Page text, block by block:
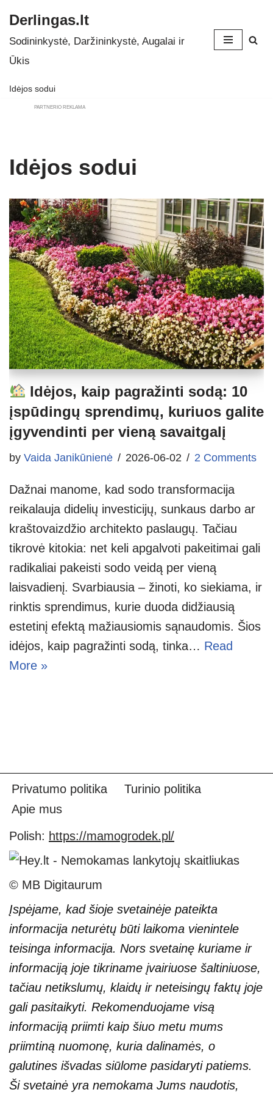
Skip
to
Derlingas.lt
Sodininkystė, Daržininkystė, Augalai ir
Ūkis
Idėjos sodui
PARTNERIO REKLAMA
Idėjos sodui
Idėjos, kaip pagražinti sodą: 10
įspūdingų sprendimų, kuriuos galite
įgyvendinti per vieną savaitgalį
by Vaida Janikūnienė 2026-06-02 2 Comments
Dažnai manome, kad sodo transformacija
reikalauja didelių investicijų, sunkaus darbo ar
kraštovaizdžio architekto paslaugų. Tačiau
tikrovė kitokia: net keli apgalvoti pakeitimai gali
radikaliai pakeisti sodo veidą per vieną
laisvadienį. Svarbiausia – žinoti, ko siekiama, ir
rinktis sprendimus, kurie duoda didžiausią
estetinį efektą mažiausiomis sąnaudomis. Šios
idėjos, kaip pagražinti sodą, tinka… Read
More »
Privatumo politika
Turinio politika
Apie mus
Polish: https://mamogrodek.pl/
© MB Digitaurum
Įspėjame, kad šioje svetainėje pateikta
informacija neturėtų būti laikoma vienintele
teisinga informacija. Nors svetainę kuriame ir
informaciją joje tikriname įvairiuose šaltiniuose,
tačiau netikslumų, klaidų ir neteisingų faktų joje
gali pasitaikyti. Rekomenduojame visą
informaciją priimti kaip šiuo metu mums
priimtiną nuomonę, kuria dalinamės, o
galutines išvadas siūlome pasidaryti patiems.
Ši svetainė yra nemokama Jums naudotis,